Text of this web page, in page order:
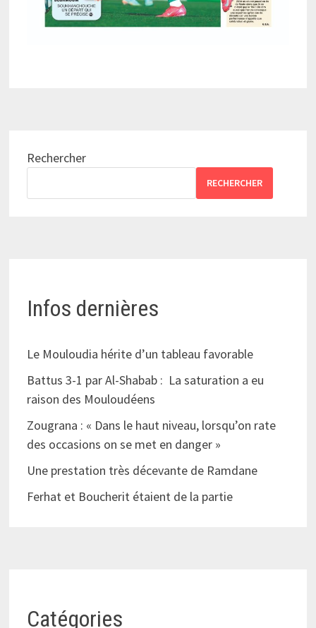
Rechercher
RECHERCHER
Infos dernières
Le Mouloudia hérite d’un tableau favorable
Battus 3-1 par Al-Shabab : La saturation a eu
raison des Mouloudéens
Zougrana : « Dans le haut niveau, lorsqu’on rate
des occasions on se met en danger »
Une prestation très décevante de Ramdane
Ferhat et Boucherit étaient de la partie
Catégories